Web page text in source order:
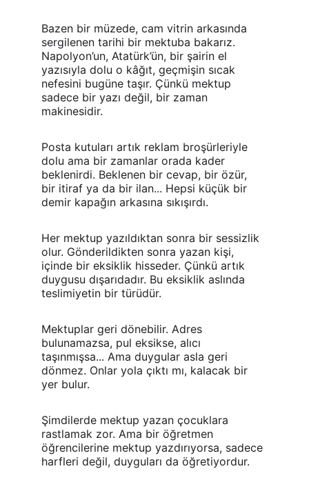
Bazen bir müzede, cam vitrin arkasında
sergilenen tarihi bir mektuba bakarız.
Napolyon’un, Atatürk’ün, bir şairin el
yazısıyla dolu o kâğıt, geçmişin sıcak
nefesini bugüne taşır. Çünkü mektup
sadece bir yazı değil, bir zaman
makinesidir.
Posta kutuları artık reklam broşürleriyle
dolu ama bir zamanlar orada kader
beklenirdi. Beklenen bir cevap, bir özür,
bir itiraf ya da bir ilan... Hepsi küçük bir
demir kapağın arkasına sıkışırdı.
Her mektup yazıldıktan sonra bir sessizlik
olur. Gönderildikten sonra yazan kişi,
içinde bir eksiklik hisseder. Çünkü artık
duygusu dışarıdadır. Bu eksiklik aslında
teslimiyetin bir türüdür.
Mektuplar geri dönebilir. Adres
bulunamazsa, pul eksikse, alıcı
taşınmışsa... Ama duygular asla geri
dönmez. Onlar yola çıktı mı, kalacak bir
yer bulur.
Şimdilerde mektup yazan çocuklara
rastlamak zor. Ama bir öğretmen
öğrencilerine mektup yazdırıyorsa, sadece
harfleri değil, duyguları da öğretiyordur.